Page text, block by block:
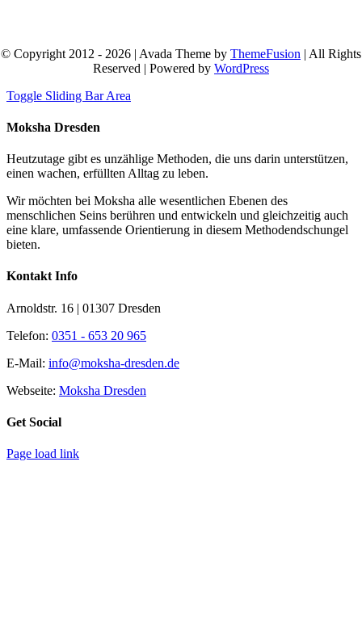
© Copyright 2012 - 2026 | Avada Theme by ThemeFusion | All Rights
Reserved | Powered by WordPress
Toggle Sliding Bar Area
Moksha Dresden
Heutzutage gibt es unzählige Methoden, die uns darin unterstützen,
einen wachen, erfüllten Alltag zu leben.
Wir möchten bei Moksha alle wesent­lichen Ebenen des
menschlichen Seins berühren und entwickeln und gleichzeitig auch
eine klare, umfassende Orientierung in diesem Methodendschungel
bieten.
Kontakt Info
Arnoldstr. 16 | 01307 Dresden
Telefon: 0351 - 653 20 965
E-Mail: info@moksha-dresden.de
Webseite: Moksha Dresden
Get Social
Page load link